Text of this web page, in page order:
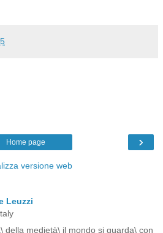
›
Home page
versione web
Leuzzi
della medietà\ il mondo si guarda\ con